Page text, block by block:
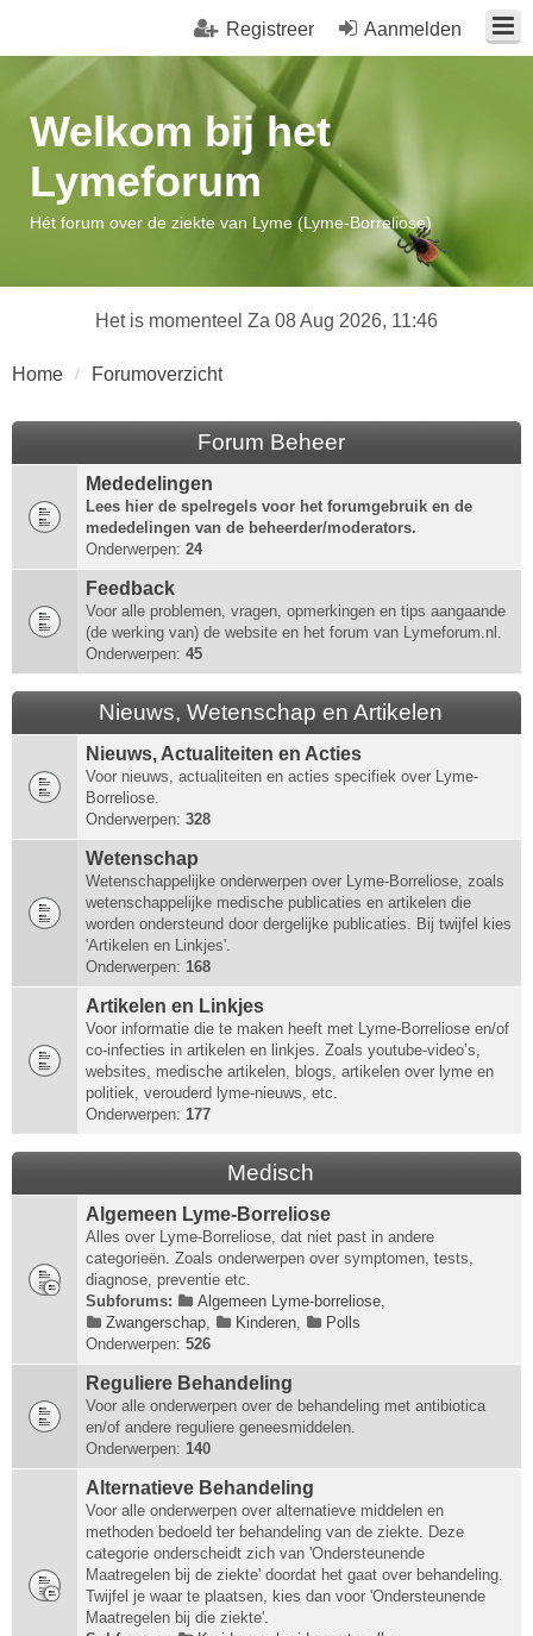
Aanmelden
Registreer
Welkom bij het
Lymeforum
Hét forum over de ziekte van Lyme (Lyme-Borreliose)
Het is momenteel Za 08 Aug 2026, 11:46
Home Forumoverzicht
Forum Beheer
Mededelingen
Lees hier de spelregels voor het forumgebruik en de
mededelingen van de beheerder/moderators.
Onderwerpen: 24
Feedback
Voor alle problemen, vragen, opmerkingen en tips aangaande
(de werking van) de website en het forum van Lymeforum.nl.
Onderwerpen: 45
Nieuws, Wetenschap en Artikelen
Nieuws, Actualiteiten en Acties
Voor nieuws, actualiteiten en acties specifiek over Lyme-
Borreliose.
Onderwerpen: 328
Wetenschap
Wetenschappelijke onderwerpen over Lyme-Borreliose, zoals
wetenschappelijke medische publicaties en artikelen die
worden ondersteund door dergelijke publicaties. Bij twijfel kies
'Artikelen en Linkjes'.
Onderwerpen: 168
Artikelen en Linkjes
Voor informatie die te maken heeft met Lyme-Borreliose en/of
co-infecties in artikelen en linkjes. Zoals youtube-video’s,
websites, medische artikelen, blogs, artikelen over lyme en
politiek, verouderd lyme-nieuws, etc.
Onderwerpen: 177
Medisch
Algemeen Lyme-Borreliose
Alles over Lyme-Borreliose, dat niet past in andere
categorieën. Zoals onderwerpen over symptomen, tests,
diagnose, preventie etc.
Subforums:
Algemeen Lyme-borreliose,
Zwangerschap, Kinderen,
Polls
Onderwerpen: 526
Reguliere Behandeling
Voor alle onderwerpen over de behandeling met antibiotica
en/of andere reguliere geneesmiddelen.
Onderwerpen: 140
Alternatieve Behandeling
Voor alle onderwerpen over alternatieve middelen en
methoden bedoeld ter behandeling van de ziekte. Deze
categorie onderscheidt zich van 'Ondersteunende
Maatregelen bij de ziekte' doordat het gaat over behandeling.
Twijfel je waar te plaatsen, kies dan voor 'Ondersteunende
Maatregelen bij die ziekte'.